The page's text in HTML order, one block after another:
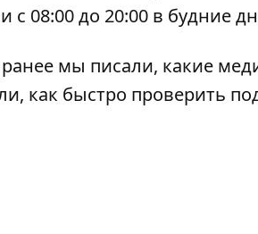
с 08:00 до 20:00 в будние
мы писали, какие
как быстро проверить